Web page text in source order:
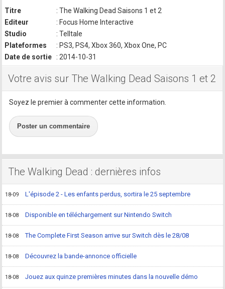
Titre
: The Walking Dead Saisons 1 et 2
Editeur
: Focus Home Interactive
Studio
: Telltale
Plateformes
: PS3, PS4, Xbox 360, Xbox One, PC
Date de sortie
: 2014-10-31
Votre avis sur The Walking Dead Saisons 1 et 2
Soyez le premier à commenter cette information.
Poster un commentaire
The Walking Dead : dernières infos
18-09 L'épisode 2 - Les enfants perdus, sortira le 25 septembre
18-08 Disponible en téléchargement sur Nintendo Switch
18-08 The Complete First Season arrive sur Switch dès le 28/08
18-08 Découvrez la bande-annonce officielle
18-08 Jouez aux quinze premières minutes dans la nouvelle démo